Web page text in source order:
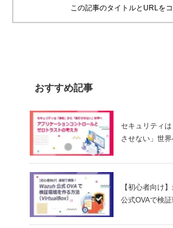
この記事のタイトルとURLを
おすすめ記事
セキュリティ
させな
ゼロトラスト
【初心者向け
公式OVAで検